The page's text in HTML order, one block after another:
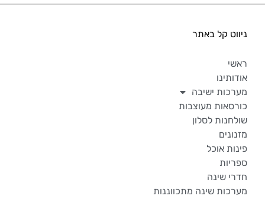
ניווט קל באתר
ראשי
אודותינו
מערכות ישיבה
כורסאות מעוצבות
שולחנות לסלון
מזנונים
פינות אוכל
ספריות
חדרי שינה
מערכות שינה מתכווננות